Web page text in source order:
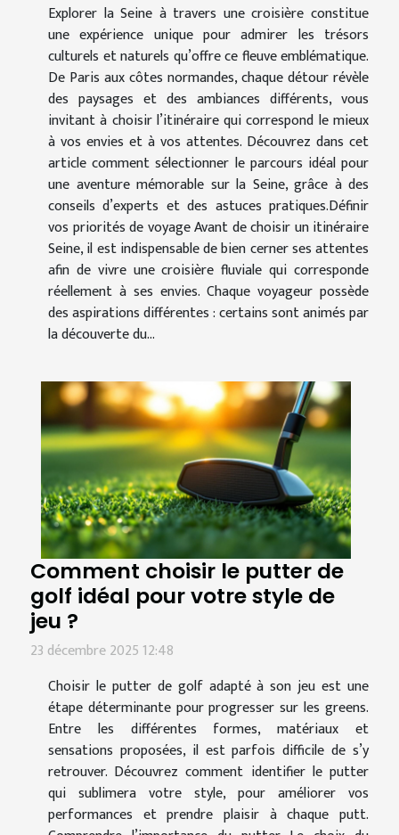
Explorer la Seine à travers une croisière constitue
une expérience unique pour admirer les trésors
culturels et naturels qu’offre ce fleuve emblématique.
De Paris aux côtes normandes, chaque détour révèle
des paysages et des ambiances différents, vous
invitant à choisir l’itinéraire qui correspond le mieux
à vos envies et à vos attentes. Découvrez dans cet
article comment sélectionner le parcours idéal pour
une aventure mémorable sur la Seine, grâce à des
conseils d’experts et des astuces pratiques.Définir
vos priorités de voyage Avant de choisir un itinéraire
Seine, il est indispensable de bien cerner ses attentes
afin de vivre une croisière fluviale qui corresponde
réellement à ses envies. Chaque voyageur possède
des aspirations différentes : certains sont animés par
la découverte du...
Comment choisir le putter de
golf idéal pour votre style de
jeu ?
23 décembre 2025 12:48
Choisir le putter de golf adapté à son jeu est une
étape déterminante pour progresser sur les greens.
Entre les différentes formes, matériaux et
sensations proposées, il est parfois difficile de s’y
retrouver. Découvrez comment identifier le putter
qui sublimera votre style, pour améliorer vos
performances et prendre plaisir à chaque putt.